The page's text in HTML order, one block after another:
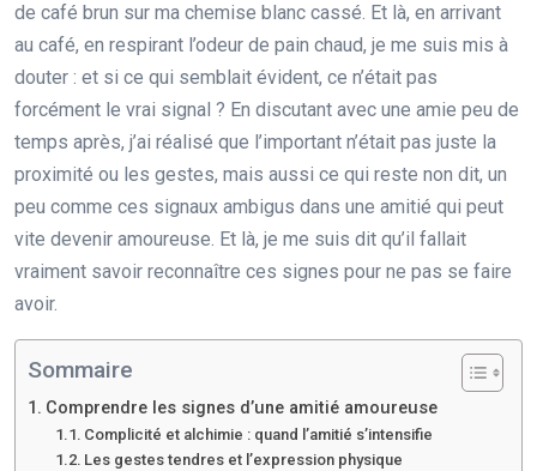
de café brun sur ma chemise blanc cassé. Et là, en arrivant
au café, en respirant l’odeur de pain chaud, je me suis mis à
douter : et si ce qui semblait évident, ce n’était pas
forcément le vrai signal ? En discutant avec une amie peu de
temps après, j’ai réalisé que l’important n’était pas juste la
proximité ou les gestes, mais aussi ce qui reste non dit, un
peu comme ces signaux ambigus dans une amitié qui peut
vite devenir amoureuse. Et là, je me suis dit qu’il fallait
vraiment savoir reconnaître ces signes pour ne pas se faire
avoir.
Sommaire
Comprendre les signes d’une amitié amoureuse
Complicité et alchimie : quand l’amitié s’intensifie
Les gestes tendres et l’expression physique